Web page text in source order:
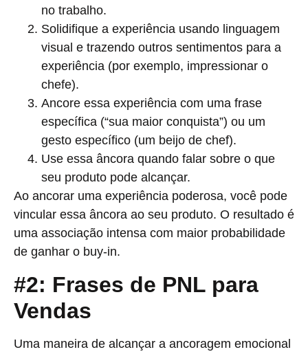
no trabalho.
Solidifique a experiência usando linguagem
visual e trazendo outros sentimentos para a
experiência (por exemplo, impressionar o
chefe).
Ancore essa experiência com uma frase
específica (“sua maior conquista”) ou um
gesto específico (um beijo de chef).
Use essa âncora quando falar sobre o que
seu produto pode alcançar.
Ao ancorar uma experiência poderosa, você pode
vincular essa âncora ao seu produto. O resultado é
uma associação intensa com maior probabilidade
de ganhar o buy-in.
#2: Frases de PNL para
Vendas
Uma maneira de alcançar a ancoragem emocional